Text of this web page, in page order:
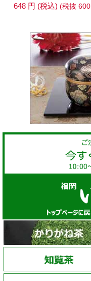
648 円 (税込) (税抜 600